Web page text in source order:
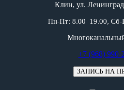
Клин, ул.
Пн-Пт: 8.00–19.00, Сб-
+7 (968) 990-
ЗАПИСЬ НА